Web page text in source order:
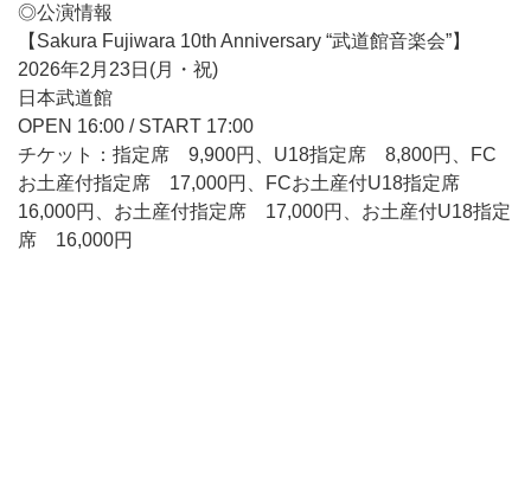
◎公演情報
【Sakura Fujiwara 10th Anniversary “武道館音楽会”】
2026年2月23日(月・祝)
日本武道館
OPEN 16:00 / START 17:00
チケット：指定席 9,900円、U18指定席 8,800円、FC
お土産付指定席 17,000円、FCお土産付U18指定席
16,000円、お土産付指定席 17,000円、お土産付U18指定
席 16,000円